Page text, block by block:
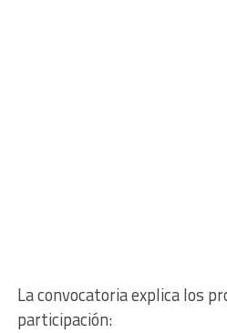
La convocatoria explica los
participación: